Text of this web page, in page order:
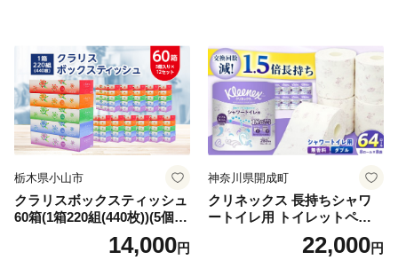
倶知安町 日用品
栃木県小山市
クラリスボックスティッシュ
60箱(1箱220組(440枚))(5個入
り×12セット)【1256759】
14,000円
神奈川県開成町
クリネックス 長持ちシャワ
ートイレ用 トイレットペー
パー（ダブル）64ロール(8ロ
ール×8パック) 開成町 トイレ
22,000円